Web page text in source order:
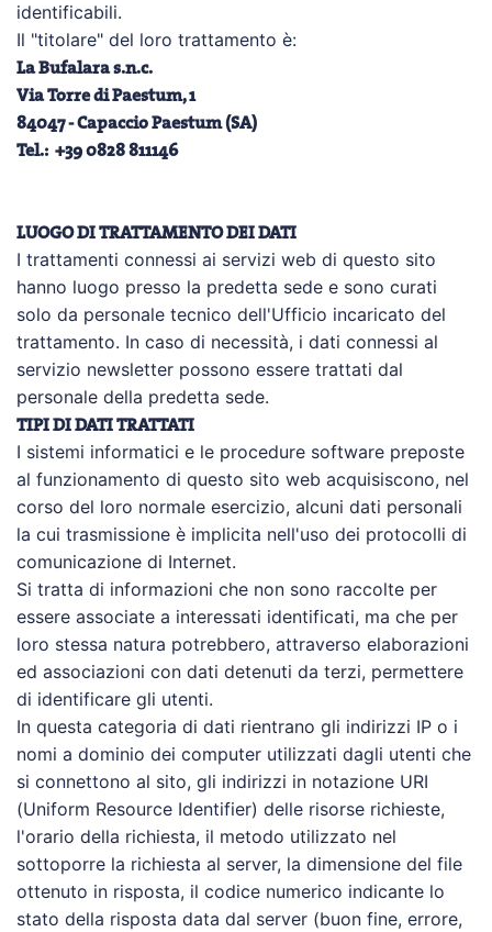
identificabili.
Il "titolare" del loro trattamento è:
La Bufalara s.n.c.
Via Torre di Paestum, 1
84047 - Capaccio Paestum (SA)
Tel.: +39 0828 811146
LUOGO DI TRATTAMENTO DEI DATI
I trattamenti connessi ai servizi web di questo sito
hanno luogo presso la predetta sede e sono curati
solo da personale tecnico dell'Ufficio incaricato del
trattamento. In caso di necessità, i dati connessi al
servizio newsletter possono essere trattati dal
personale della predetta sede.
TIPI DI DATI TRATTATI
I sistemi informatici e le procedure software preposte
al funzionamento di questo sito web acquisiscono, nel
corso del loro normale esercizio, alcuni dati personali
la cui trasmissione è implicita nell'uso dei protocolli di
comunicazione di Internet.
Si tratta di informazioni che non sono raccolte per
essere associate a interessati identificati, ma che per
loro stessa natura potrebbero, attraverso elaborazioni
ed associazioni con dati detenuti da terzi, permettere
di identificare gli utenti.
In questa categoria di dati rientrano gli indirizzi IP o i
nomi a dominio dei computer utilizzati dagli utenti che
si connettono al sito, gli indirizzi in notazione URI
(Uniform Resource Identifier) delle risorse richieste,
l'orario della richiesta, il metodo utilizzato nel
sottoporre la richiesta al server, la dimensione del file
ottenuto in risposta, il codice numerico indicante lo
stato della risposta data dal server (buon fine, errore,